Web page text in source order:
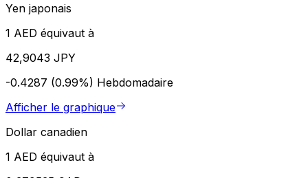
Yen japonais
1 AED équivaut à
42,9043 JPY
-0.4287 (0.99%) Hebdomadaire
Afficher le graphique
Dollar canadien
1 AED équivaut à